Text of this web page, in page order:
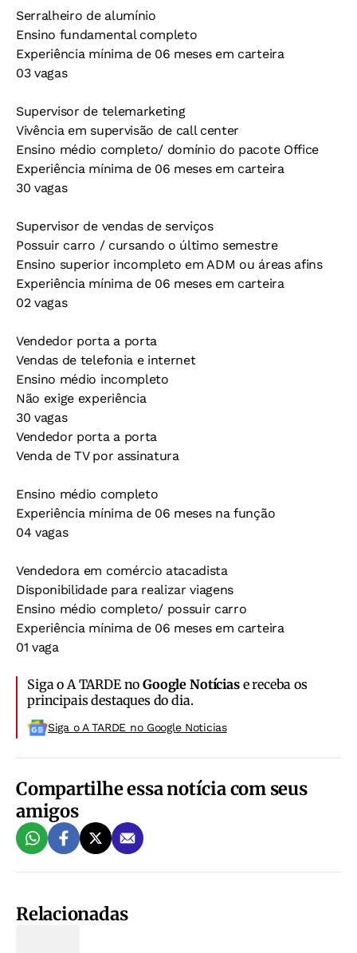
Serralheiro de alumínio
Ensino fundamental completo
Experiência mínima de 06 meses em carteira
03 vagas
Supervisor de telemarketing
Vivência em supervisão de call center
Ensino médio completo/ domínio do pacote Office
Experiência mínima de 06 meses em carteira
30 vagas
Supervisor de vendas de serviços
Possuir carro / cursando o último semestre
Ensino superior incompleto em ADM ou áreas afins
Experiência mínima de 06 meses em carteira
02 vagas
Vendedor porta a porta
Vendas de telefonia e internet
Ensino médio incompleto
Não exige experiência
30 vagas
Vendedor porta a porta
Venda de TV por assinatura
Ensino médio completo
Experiência mínima de 06 meses na função
04 vagas
Vendedora em comércio atacadista
Disponibilidade para realizar viagens
Ensino médio completo/ possuir carro
Experiência mínima de 06 meses em carteira
01 vaga
Siga o A TARDE noGoogle Notíciase receba os
principais destaques do dia.
Siga o A TARDE no Google Noticias
Compartilhe essa notícia com seus
amigos
Relacionadas